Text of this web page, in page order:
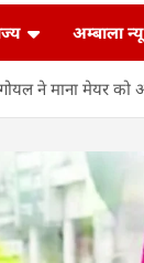
अम्बाला
ने माना मेयर को